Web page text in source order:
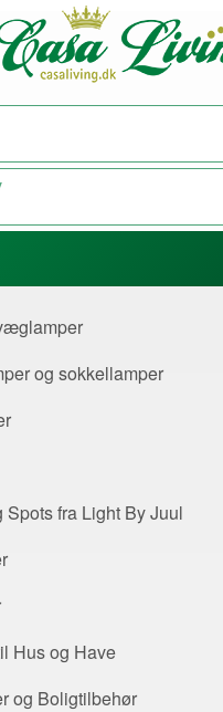
og sokkellamper
Spots fra Light By Juul
Hus og Have
og Boligtilbehør